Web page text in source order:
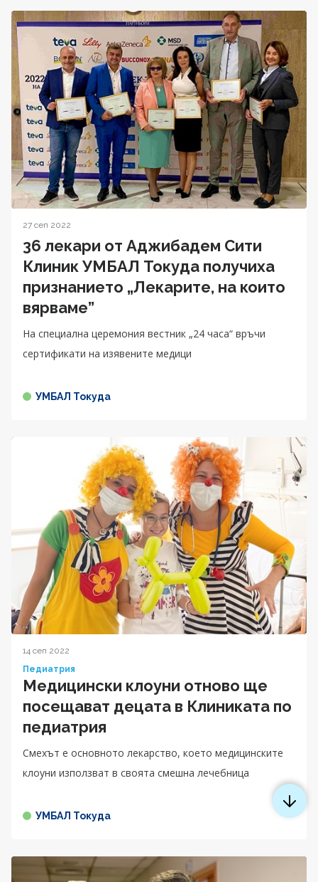
27 сеп 2022
36 лекари от Аджибадем Сити
Клиник УМБАЛ Токуда получиха
признанието „Лекарите, на които
вярваме”
На специална церемония вестник „24 часа“ връчи
сертификати на изявените медици
УМБАЛ Токуда
14 сеп 2022
Педиатрия
Медицински клоуни отново ще
посещават децата в Клиниката по
педиатрия
Смехът е основното лекарство, което медицинските
клоуни използват в своята смешна лечебница
УМБАЛ Токуда